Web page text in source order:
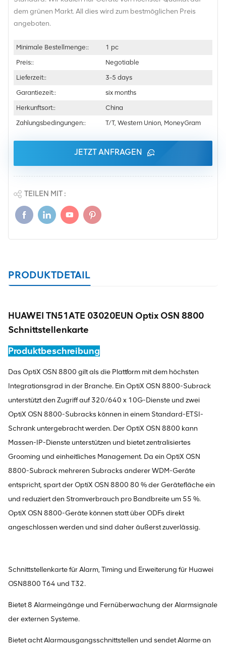
dem grünen Markt. All dies wird zum bestmöglichen Preis
angeboten.
Minimale Bestellmenge::
1 pc
Preis::
Negotiable
Lieferzeit::
3-5 days
Garantiezeit::
six months
Herkunftsort::
China
Zahlungsbedingungen::
T/T, Western Union, MoneyGram
JETZT ANFRAGEN
TEILEN MIT :
PRODUKTDETAIL
HUAWEI TN51ATE 03020EUN Optix OSN 8800
Schnittstellenkarte
Produktbeschreibung
Das OptiX OSN 8800 gilt als die Plattform mit dem höchsten
Integrationsgrad in der Branche. Ein OptiX OSN 8800-Subrack
unterstützt den Zugriff auf 320/640 x 10G-Dienste und zwei
OptiX OSN 8800-Subracks können in einem Standard-ETSI-
Schrank untergebracht werden. Der OptiX OSN 8800 kann
Massen-IP-Dienste unterstützen und bietet zentralisiertes
Grooming und einheitliches Management. Da ein OptiX OSN
8800-Subrack mehreren Subracks anderer WDM-Geräte
entspricht, spart der OptiX OSN 8800 80 % der Gerätefläche ein
und reduziert den Stromverbrauch pro Bandbreite um 55 %.
OptiX OSN 8800-Geräte können statt über ODFs direkt
angeschlossen werden und sind daher äußerst zuverlässig.
Schnittstellenkarte für Alarm, Timing und Erweiterung für Huawei
OSN8800 T64 und T32.
Bietet 8 Alarmeingänge und Fernüberwachung der Alarmsignale
der externen Systeme.
Bietet acht Alarmausgangsschnittstellen und sendet Alarme an